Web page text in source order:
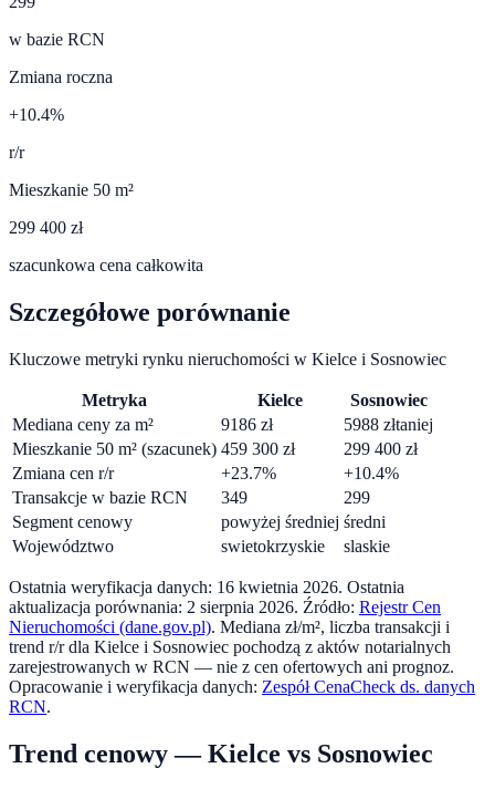
w bazie RCN
Zmiana roczna
+10.4%
r/r
Mieszkanie 50 m²
299 400 zł
szacunkowa cena całkowita
Szczegółowe porównanie
Kluczowe metryki rynku nieruchomości w Kielce i Sosnowiec
Metryka Kielce
Sosnowiec
Mediana ceny za m²
9186 zł 5988 złtaniej
Mieszkanie 50 m² (szacunek) 459 300 zł 299 400 zł
Zmiana cen r/r
+23.7% +10.4%
Transakcje w bazie RCN
349
299
Segment cenowy
powyżej średniej średni
Województwo
swietokrzyskie slaskie
Ostatnia weryfikacja danych: 16 kwietnia 2026. Ostatnia
aktualizacja porównania: 2 sierpnia 2026. Źródło: Rejestr Cen
Nieruchomości (dane.gov.pl). Mediana zł/m², liczba transakcji i
trend r/r dla Kielce i Sosnowiec pochodzą z aktów notarialnych
zarejestrowanych w RCN — nie z cen ofertowych ani prognoz.
Opracowanie i weryfikacja danych: Zespół CenaCheck ds. danych
RCN.
Trend cenowy —Kielce vs Sosnowiec